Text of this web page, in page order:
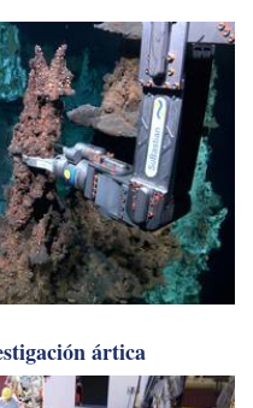
submarinas en